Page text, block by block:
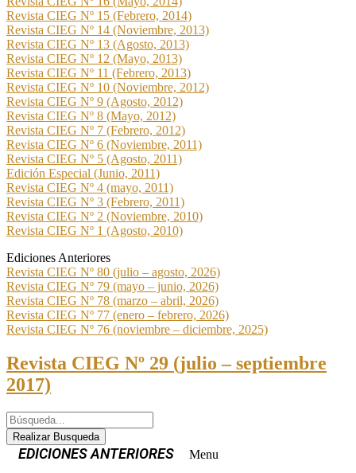
Revista CIEG Nº 1 (Agosto, 2010)
Revista CIEG Nº 2 (Noviembre, 2010)
Revista CIEG Nº 3 (Febrero, 2011)
Revista CIEG Nº 4 (mayo, 2011)
Edición Especial (Junio, 2011)
Revista CIEG Nº 5 (Agosto, 2011)
Revista CIEG Nº 6 (Noviembre, 2011)
Revista CIEG Nº 7 (Febrero, 2012)
Revista CIEG Nº 8 (Mayo, 2012)
Revista CIEG Nº 9 (Agosto, 2012)
Revista CIEG Nº 10 (Noviembre, 2012)
Revista CIEG Nº 11 (Febrero, 2013)
Revista CIEG Nº 12 (Mayo, 2013)
Revista CIEG Nº 13 (Agosto, 2013)
Revista CIEG Nº 14 (Noviembre, 2013)
Revista CIEG Nº 15 (Febrero, 2014)
Ediciones Anteriores
Revista CIEG Nº 80 (julio – agosto, 2026)
Revista CIEG Nº 79 (mayo – junio, 2026)
Revista CIEG Nº 78 (marzo – abril, 2026)
Revista CIEG Nº 77 (enero – febrero, 2026)
Revista CIEG Nº 76 (noviembre – diciembre, 2025)
Revista CIEG Nº 29 (julio – septiembre
2017)
Realizar Busqueda
Menu